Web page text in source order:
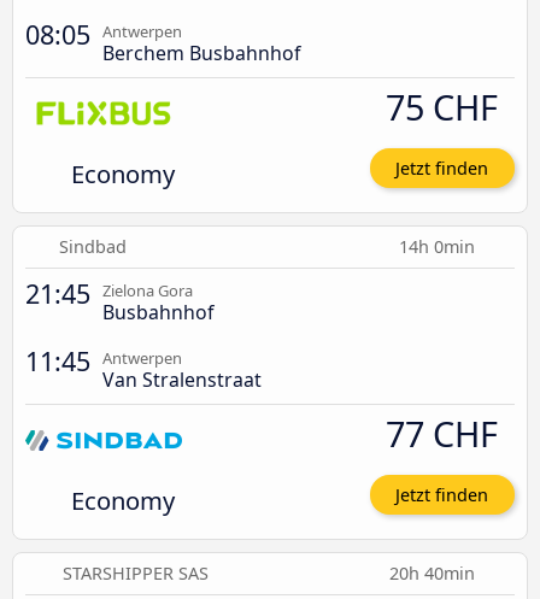
08:05 Antwerpen
Berchem Busbahnhof
Economy
75 CHF
Jetzt finden
Sindbad 14h 0min
21:45 Zielona Gora
Busbahnhof
11:45 Antwerpen
Van Stralenstraat
Economy
77 CHF
Jetzt finden
STARSHIPPER SAS 20h 40min